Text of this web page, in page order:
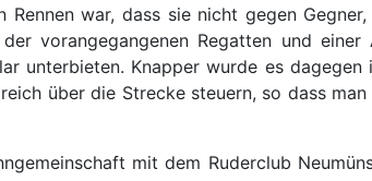
war, dass sie nicht gegen
vorangegangenen Regatten und
unterbieten. Knapper wurde es
über die Strecke steuern, so dass
mit dem Ruderclub